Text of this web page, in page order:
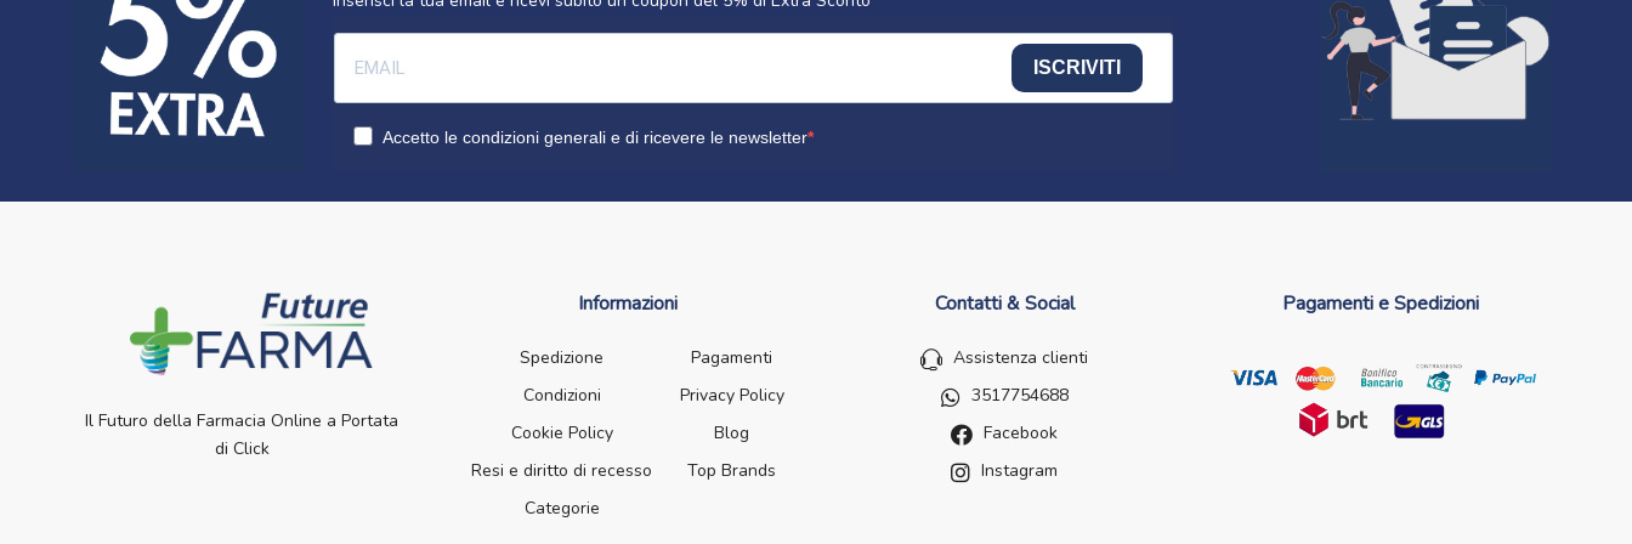
ISCRIVITI
Accetto le condizioni generali e di ricevere le newsletter
Il Futuro della Farmacia Online a Portata
di Click
Informazioni
Spedizione
Pagamenti
Condizioni
Privacy Policy
Cookie Policy
Blog
Resi e diritto di recesso
Top Brands
Categorie
Contatti & Social
Assistenza clienti
3517754688
Facebook
Instagram
Pagamenti e Spedizioni